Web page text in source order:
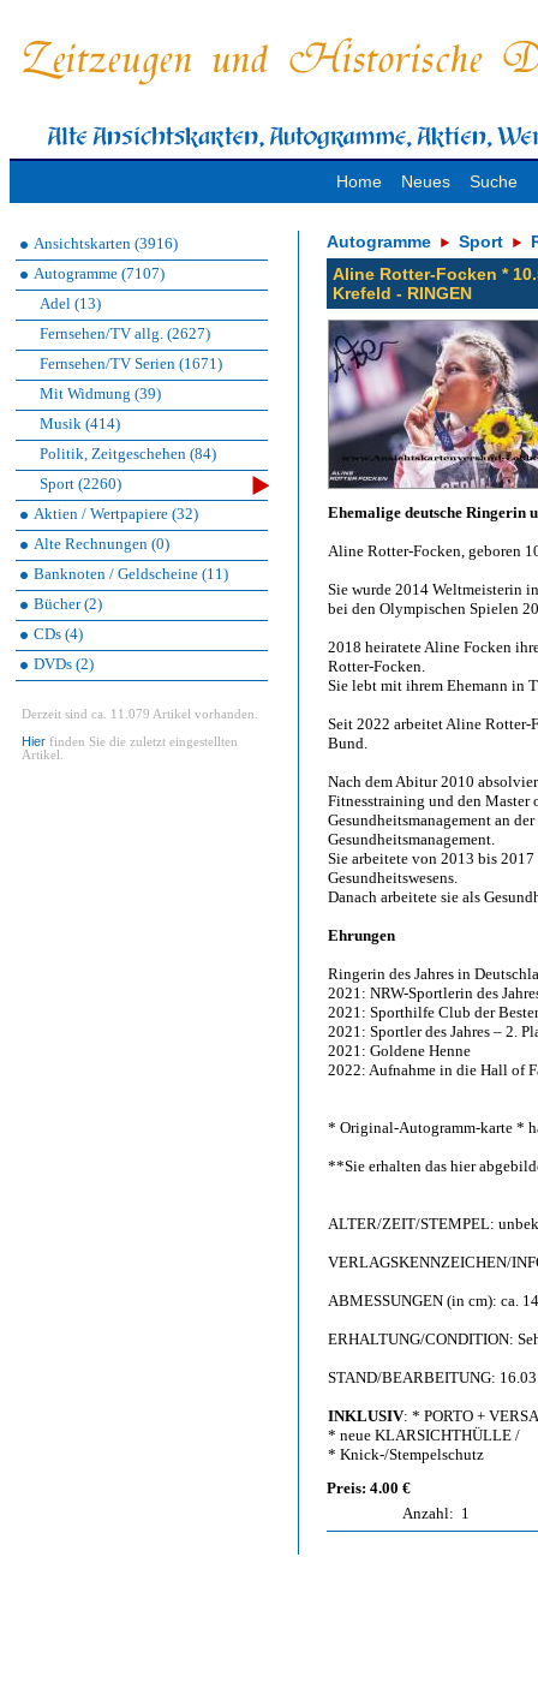
Home Neues Suche
Ansichtskarten (3916)
Autogramme (7107)
Adel (13)
Fernsehen/TV allg. (2627)
Fernsehen/TV Serien (1671)
Mit Widmung (39)
Musik (414)
Politik, Zeitgeschehen (84)
Sport (2260)
Aktien / Wertpapiere (32)
Alte Rechnungen (0)
Banknoten / Geldscheine (11)
Bücher (2)
CDs (4)
DVDs (2)
Derzeit sind ca. 11.079 Artikel vorhanden.
Hier finden Sie die zuletzt eingestellten
Artikel.
Autogramme Sport
Aline Rotter-Focken *
Krefeld - RINGEN
Ehemalige deutsche Ringerin
Aline Rotter-Focken, geboren
Sie wurde 2014 Weltmeisterin
bei den Olympischen Spielen
2018 heiratete Aline Focken
Rotter-Focken.
Sie lebt mit ihrem Ehemann in
Seit 2022 arbeitet Aline Rotter-
Bund.
Nach dem Abitur 2010
Fitnesstraining und den Master
Gesundheitsmanagement an
Gesundheitsmanagement.
Sie arbeitete von 2013 bis
Gesundheitswesens.
Danach arbeitete sie als
Ehrungen
Ringerin des Jahres in
2021: NRW-Sportlerin des
2021: Sporthilfe Club der
2021: Sportler des Jahres – 2.
2021: Goldene Henne
2022: Aufnahme in die Hall of
* Original-Autogramm-karte *
**Sie erhalten das hier
ALTER/ZEIT/STEMPEL:
VERLAGSKENNZEICHEN/
ABMESSUNGEN (in cm): ca.
ERHALTUNG/CONDITION:
STAND/BEARBEITUNG:
INKLUSIV: * PORTO +
* neue KLARSICHTHÜLLE /
* Knick-/Stempelschutz
Preis: 4.00 €
Anzahl: 1